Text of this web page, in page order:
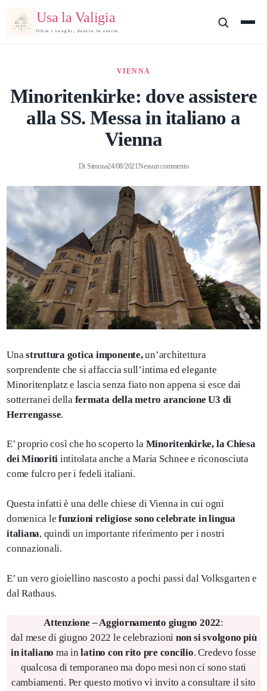
Usa la Valigia
Oltre i luoghi, dentro le storie.
VIENNA
Minoritenkirke: dove assistere
alla SS. Messa in italiano a
Vienna
Di Simona24/08/2021Nessun commento
Unastruttura gotica imponente,un’architettura
sorprendente che si affaccia sull’intima ed elegante
Minoritenplatz e lascia senza fiato non appena si esce dai
sotterranei della fermata della metro arancione U3 di
Herrengasse.
E’ proprio così che ho scoperto la Minoritenkirke, la Chiesa
dei Minoriti intitolata anche a Maria Schnee e riconosciuta
come fulcro per i fedeli italiani.
Questa infatti è una delle chiese di Vienna in cui ogni
domenica lefunzioni religiose sono celebrate in lingua
italiana, quindi un importante riferimento per i nostri
connazionali.
E’ un vero gioiellino nascosto a pochi passi dal Volksgarten e
dal Rathaus.
Attenzione – Aggiornamento giugno 2022:
dal mese di giugno 2022 le celebrazioni non si svolgono più
in italiano ma in latino con rito pre concilio. Credevo fosse
qualcosa di temporaneo ma dopo mesi non ci sono stati
cambiamenti. Per questo motivo vi invito a consultare il sito